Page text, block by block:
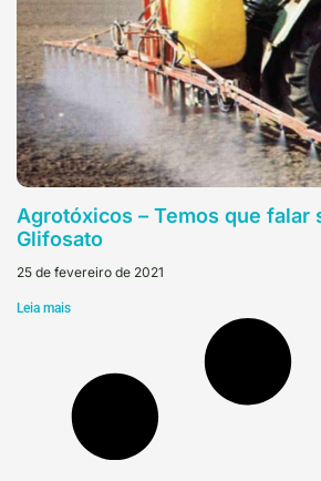
Agrotóxicos – Temos que falar
Glifosato
25 de fevereiro de 2021
Leia mais